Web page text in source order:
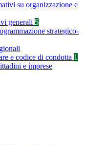
su organizzazione e
generali 5
strategico-
e codice di condotta 1
e imprese